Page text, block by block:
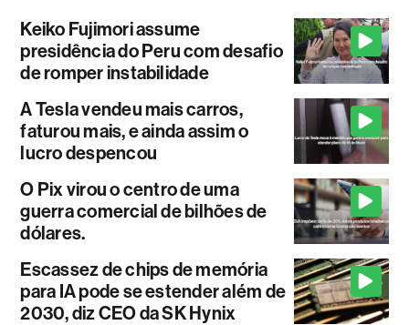
Keiko Fujimori assume
presidência do Peru com desafio
de romper instabilidade
A Tesla vendeu mais carros,
faturou mais, e ainda assim o
lucro despencou
O Pix virou o centro de uma
guerra comercial de bilhões de
dólares.
Escassez de chips de memória
para IA pode se estender além de
2030, diz CEO da SK Hynix